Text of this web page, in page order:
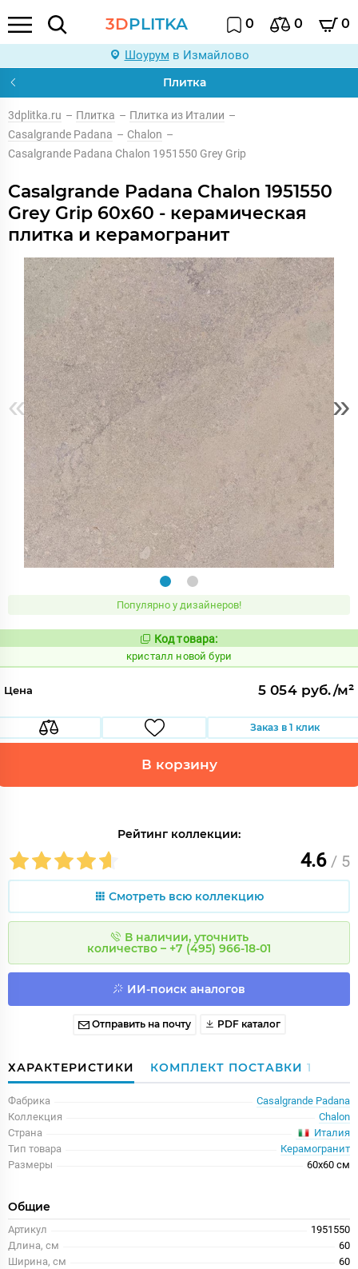
3DPLITKA 0 0 0
Шоурум в Измайлово
Плитка
3dplitka.ru – Плитка – Плитка из Италии –
Casalgrande Padana – Chalon –
Casalgrande Padana Chalon 1951550 Grey Grip
Casalgrande Padana Chalon 1951550
Grey Grip 60x60 - керамическая
плитка и керамогранит
« »
Популярно у дизайнеров!
Код:
820630
Код товара:
кристалл новой бури
Цена 5 054 руб./м²
Заказ в 1 клик
В корзину
Рейтинг коллекции:
4.6 / 5
Смотреть всю коллекцию
В наличии, уточнить
количество – +7 (495) 966-18-01
ИИ-поиск аналогов
Отправить на почту PDF каталог
ХАРАКТЕРИСТИКИ КОМПЛЕКТ ПОСТАВКИ 1
Фабрика
Casalgrande Padana
Коллекция
Chalon
Страна
Италия
Тип товара
Керамогранит
Размеры
60x60 см
Общие
Артикул
1951550
Длина, см
60
Ширина, см
60